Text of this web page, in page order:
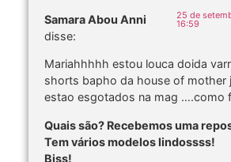
Samara Abou Anni
disse:
25 de
16:59
Mariahhhhh estou louca doida
shorts bapho da house of mother
estao esgotados na mag ….como
Quais são? Recebemos uma
Tem vários modelos lindossss!
Bjss!